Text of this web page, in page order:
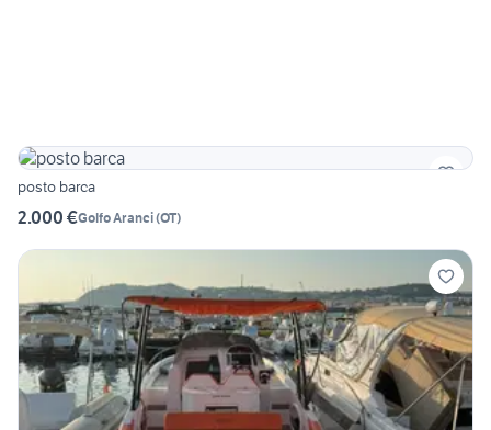
posto barca
2.000 €Golfo Aranci(OT)